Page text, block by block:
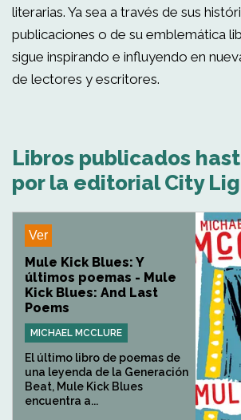
literarias. Ya sea a través de sus
publicaciones o de su emblemática
sigue inspirando e influyendo en
de lectores y escritores.
Libros publicados
por la editorial City
Ver
Mule Kick Blues: Y
últimos poemas - Mule
Kick Blues: And Last
Poems
MICHAEL MCCLURE
El último libro de poemas de
una leyenda de la Generación
Beat, Mule Kick Blues
encuentra a...